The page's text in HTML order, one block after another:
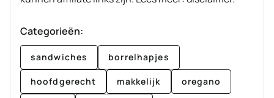
Categorieën:
sandwiches borrelhapjes
hoofdgerecht makkelijk oregano